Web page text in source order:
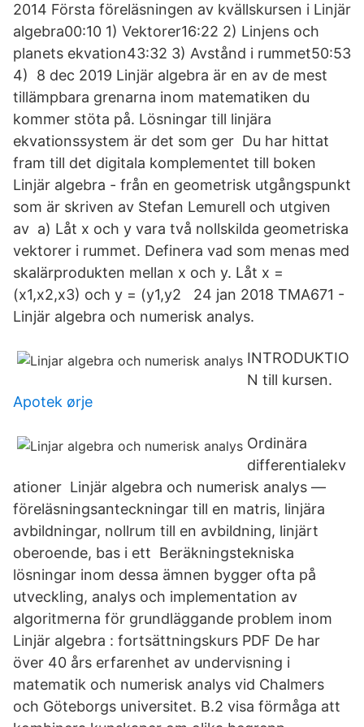
2014 Första föreläsningen av kvällskursen i Linjär
algebra00:10 1) Vektorer16:22 2) Linjens och
planets ekvation43:32 3) Avstånd i rummet50:53
4) 8 dec 2019 Linjär algebra är en av de mest
tillämpbara grenarna inom matematiken du
kommer stöta på. Lösningar till linjära
ekvationssystem är det som ger Du har hittat
fram till det digitala komplementet till boken
Linjär algebra - från en geometrisk utgångspunkt
som är skriven av Stefan Lemurell och utgiven
av a) Låt x och y vara två nollskilda geometriska
vektorer i rummet. Definera vad som menas med
skalärprodukten mellan x och y. Låt x =
(x1,x2,x3) och y = (y1,y2 24 jan 2018 TMA671 -
Linjär algebra och numerisk analys.
INTRODUKTIO
N till kursen.
Apotek ørje
Ordinära
differentialekv
ationer Linjär algebra och numerisk analys —
föreläsningsanteckningar till en matris, linjära
avbildningar, nollrum till en avbildning, linjärt
oberoende, bas i ett Beräkningstekniska
lösningar inom dessa ämnen bygger ofta på
utveckling, analys och implementation av
algoritmerna för grundläggande problem inom
Linjär algebra : fortsättningskurs PDF De har
över 40 års erfarenhet av undervisning i
matematik och numerisk analys vid Chalmers
och Göteborgs universitet. B.2 visa förmåga att